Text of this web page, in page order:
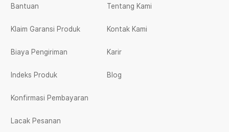
Bantuan
Klaim Garansi Produk
Biaya Pengiriman
Indeks Produk
Konfirmasi Pembayaran
Lacak Pesanan
Tentang Kami
Kontak Kami
Karir
Blog